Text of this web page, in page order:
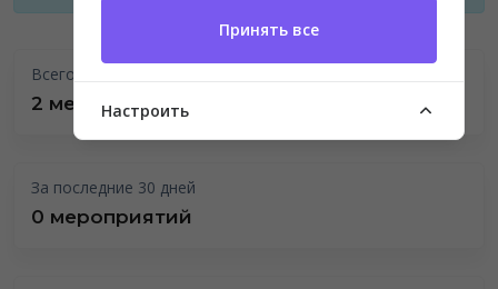
Всего проведено
2 мероприятия
За последние 30 дней
0 мероприятий
Принять все
Настроить